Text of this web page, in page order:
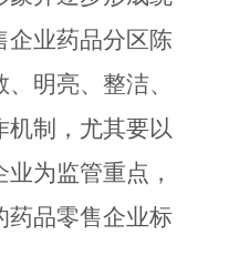
企业药品分区陈
明亮、整洁、
机制，尤其要以
为监管重点，
药品零售企业标